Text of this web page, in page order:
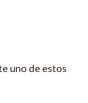
uno de estos